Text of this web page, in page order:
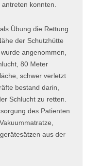
konnten.
Übung die Rettung
der Schutzhütte
angenommen,
80 Meter
schwer verletzt
bestand darin,
Schlucht zu retten.
des Patienten
aus der